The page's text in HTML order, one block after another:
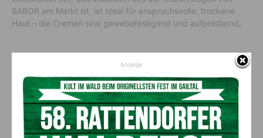
BABOR am Markt ist, ist ideal für anspruchsvolle, trockene
Haut – die Cremen sind gewebefestigend und aufpolsternd.
Anzeige